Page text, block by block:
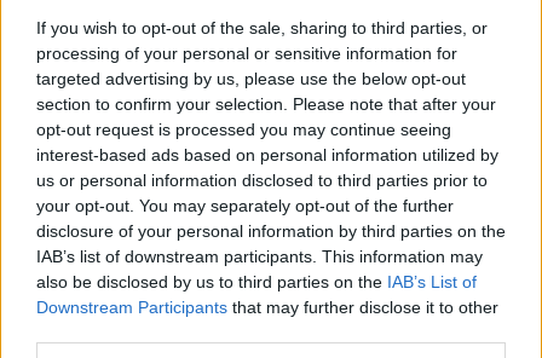
If you wish to opt-out of the sale, sharing to third parties, or
processing of your personal or sensitive information for
targeted advertising by us, please use the below opt-out
section to confirm your selection. Please note that after your
opt-out request is processed you may continue seeing
interest-based ads based on personal information utilized by
us or personal information disclosed to third parties prior to
your opt-out. You may separately opt-out of the further
disclosure of your personal information by third parties on the
IAB’s list of downstream participants. This information may
also be disclosed by us to third parties on the IAB’s List of
Downstream Participants that may further disclose it to other
WRC
Robert Kubica visszatérne, de már csak